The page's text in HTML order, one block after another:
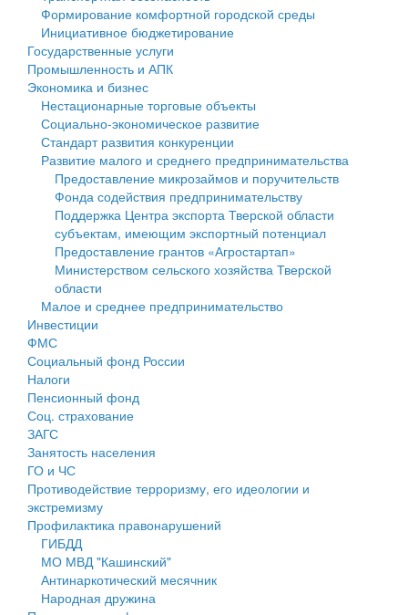
Государственные услуги
Промышленность и АПК
Экономика и бизнес
Символика
Устав
Гостям округа
Туризм
Культура
Образование
Здравоохранение
Социальная защита
Фотоальбом
муниципального округа Тверской области
Администрация Кашинского муниципального округа
Тверской области
Управление сельскими территориями
Открытые данные
Работа с обращениями граждан
Муниципальный контроль
Муниципальные услуги
Проекты административных регламентов
Антимонопольный комплаенс
Противодействие коррупции
Финансовое управление
Бюджет для граждан
Имущество
Выявление правообладателей ранее учтенных
объектов недвижимости
Имущественная поддержка субъектов малого и
среднего предпринимательства
Информационная поддержка субъектов малого и
среднего предпринимательства
Муниципальные программы
Контрольно-счетная палата
Персональные данные
Оценка регулирующего воздействия
Деятельность МУ
Нормативы градостроительного проектирования
Правила землепользования и застройки
Генеральные планы
Формирование комфортной городской среды
Инициативное бюджетирование
Государственные услуги
Промышленность и АПК
Экономика и бизнес
Нестационарные торговые объекты
Социально-экономическое развитие
Стандарт развития конкуренции
Развитие малого и среднего предпринимательства
Предоставление микрозаймов и поручительств
Фонда содействия предпринимательству
Поддержка Центра экспорта Тверской области
субъектам, имеющим экспортный потенциал
Предоставление грантов «Агростартап»
Министерством сельского хозяйства Тверской
области
Малое и среднее предпринимательство
Инвестиции
ФМС
Социальный фонд России
Налоги
Пенсионный фонд
Соц. страхование
ЗАГС
Занятость населения
ГО и ЧС
Противодействие терроризму, его идеологии и
экстремизму
Профилактика правонарушений
ГИБДД
МО МВД "Кашинский"
Антинаркотический месячник
Народная дружина